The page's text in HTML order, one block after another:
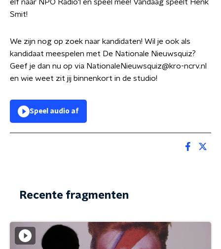
elf naar NPO Radio1 en speel mee! Vandaag speelt Henk
Smit!
We zijn nog op zoek naar kandidaten! Wil je ook als
kandidaat meespelen met De Nationale Nieuwsquiz?
Geef je dan nu op via NationaleNieuwsquiz@kro-ncrv.nl
en wie weet zit jij binnenkort in de studio!
Speel audio af
Recente fragmenten